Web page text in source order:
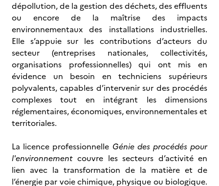
dépollution, de la gestion des déchets, des effluents
ou encore de la maîtrise des impacts
environnementaux des installations industrielles.
Elle s’appuie sur les contributions d’acteurs du
secteur (entreprises nationales, collectivités,
organisations professionnelles) qui ont mis en
évidence un besoin en techniciens supérieurs
polyvalents, capables d’intervenir sur des procédés
complexes tout en intégrant les dimensions
réglementaires, économiques, environnementales et
territoriales.
La licence professionnelle Génie des procédés pour
l'environnementcouvre les secteurs d’activité en
lien avec la transformation de la matière et de
l’énergie par voie chimique, physique ou biologique.